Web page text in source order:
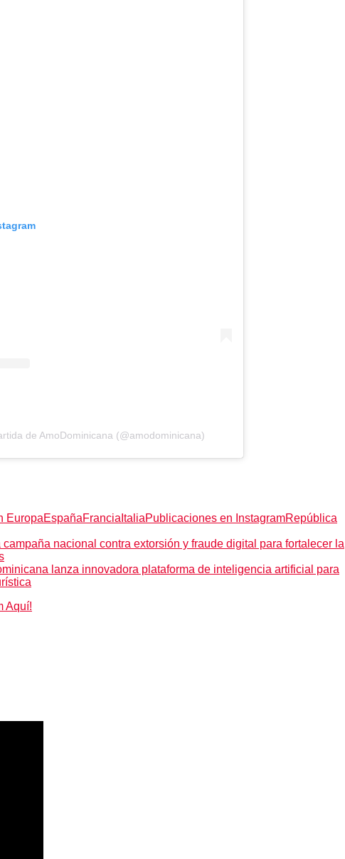
de AmoDominicana (@amodominicana)
EuropaEspañaFrancia ItaliaPublicaciones en InstagramRepública
campaña nacional contra extorsión y fraude digital para fortalecer la
lanza innovadora plataforma de inteligencia artificial para
Aquí!